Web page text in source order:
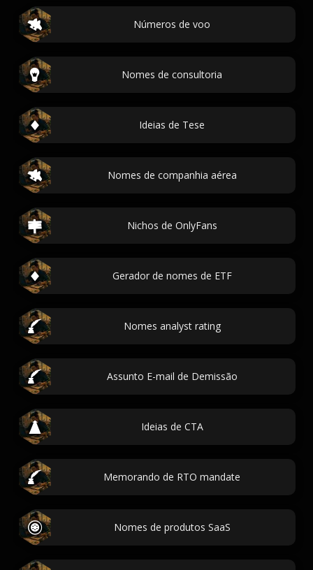
Números de voo
Nomes de consultoria
Ideias de Tese
Nomes de companhia aérea
Nichos de OnlyFans
Gerador de nomes de ETF
Nomes analyst rating
Assunto E-mail de Demissão
Ideias de CTA
Memorando de RTO mandate
Nomes de produtos SaaS